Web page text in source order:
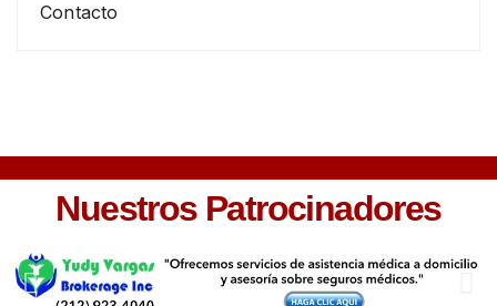
Contacto
Nuestros Patrocinadores